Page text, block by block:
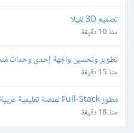
تصميم 3D لفيلا
منذ 10 دقيقة
React
منذ 15 دقيقة
المناهج وإنتاج الوسائط
منذ 18 دقيقة